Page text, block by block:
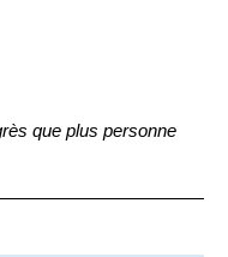
que plus personne